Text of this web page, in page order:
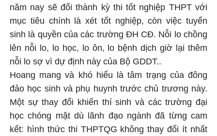
năm nay sẽ đổi thành kỳ thi tốt nghiệp THPT với
mục tiêu chính là xét tốt nghiệp, còn việc tuyển
sinh là quyền của các trường ĐH CĐ. Nỗi lo chồng
lên nỗi lo, lo học, lo ôn, lo bệnh dịch giờ lại thêm
nỗi lo sợ vì dự định này của Bộ GDDT..
Hoang mang và khó hiểu là tâm trạng của đông
đảo học sinh và phụ huynh trước chủ trương này.
Một sự thay đổi khiến thí sinh và các trường đại
học chóng mặt dù lãnh đạo ngành đã từng cam
kết: hình thức thi THPTQG không thay đổi ít nhất